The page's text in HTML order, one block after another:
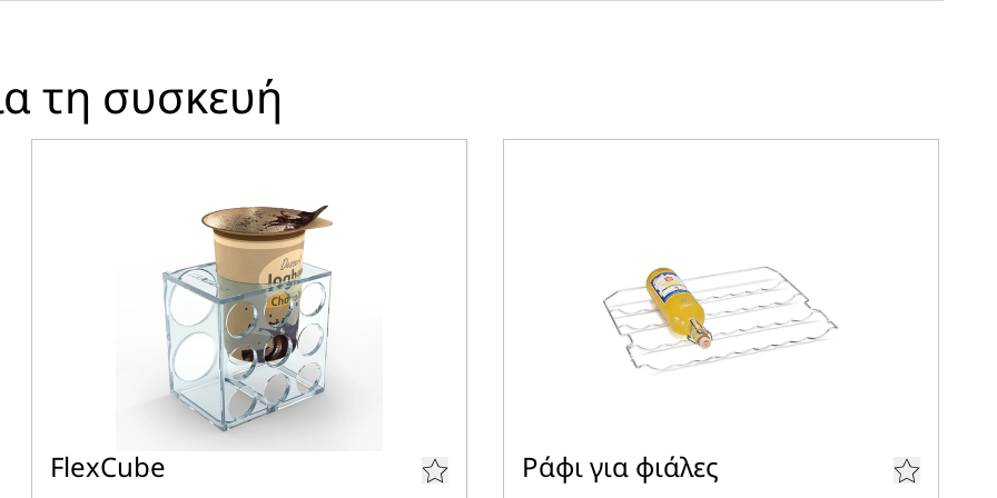
Αυτόματο ψυγείο-κατάψυξη με SmartFrost
997205451
—
τη συσκευή
FlexCube Ράφι για φιάλες